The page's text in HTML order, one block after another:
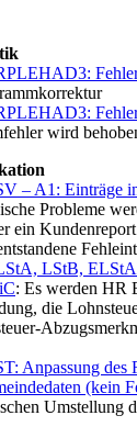
wird
– A1: Einträge
Probleme
ein
LStB,
: Es werden HR
die
Anpassung des
(kein
Umstellung